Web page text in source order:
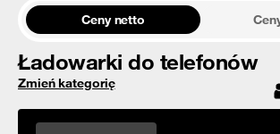
Ceny netto
Ładowarki do telefonów
Zmień kategorię